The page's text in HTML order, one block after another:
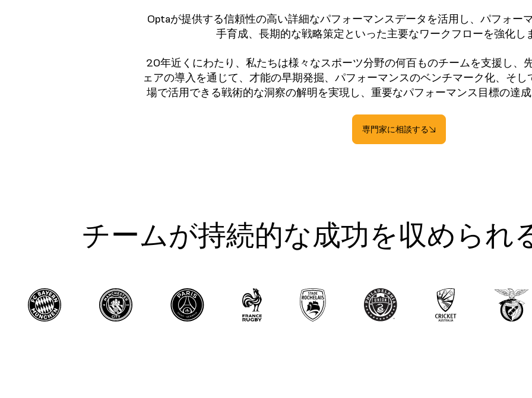
Optaが提供する信頼性の高い詳細なパフォーマンスデータを活用し、パフォー
手育成、長期的な戦略策定といった主要なワークフローを強化し
20年近くにわたり、私たちは様々なスポーツ分野の何百ものチームを支援し、
ェアの導入を通じて、才能の早期発掘、パフォーマンスのベンチマーク化、そ
場で活用できる戦術的な洞察の解明を実現し、重要なパフォーマンス目標の達
専門家に相談する
チームが持続的な成功を収められ